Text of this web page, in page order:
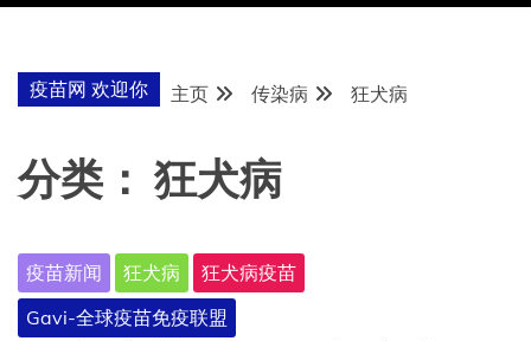
疫苗网 欢迎你 主页 传染病 狂犬病
分类： 狂犬病
疫苗新闻 狂犬病
狂犬病疫苗
Gavi-全球疫苗免疫联盟